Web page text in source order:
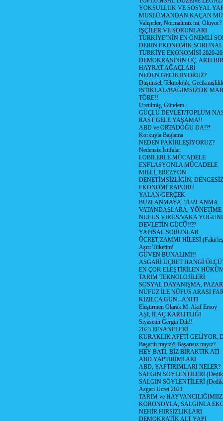
YOKSULLUK VE SOSYAL
MÜSLÜMANDAN KAÇAN
Vahşetler, Normalimiz mi, Oluyor?
İŞÇİLER VE SORUNLARI
TÜRKİYE’NİN EN ÖNEMLİ
DERİN EKONOMİK
TÜRKİYE EKONOMİSİ 2020-
DEMOKRASİNİN ÜÇ, ARTI
HAYRAT AĞAÇLARI
NEDEN GECİKİİYORUZ?
Düşünsel, Teknolojik,
İSTİKLAL//BAĞIMSIZLIK
TÖRE!!
Üretilmiş, Gündem
GÜÇLÜ DEVLET/TOPLUM
RAST GELE YAŞAMA!!
ABD ve ORTADOĞU DA!?!
Korkuyla Baglama
NEDEN FAKİRLEŞİYORUZ?
Nedensiz İstifalar
LOBİLERLE MÜCADELE
ENFLASYONLA MÜCADELE
MİLLİ, EREZYON
DENETİMSİZLİGİN,
EKONOMİ RAPORU
YALAN/GERÇEK
BUZLANMAYA, TUZLANMA
VATANDAŞLARA,
NÜFUS VİRÜS/VAKA
DEVLETİN GÜCÜ!!??
YAPISAL SORUNLAR
ÜCRET ZAMMI HİLESİ
Aşırı Tüketim!
GÜVEN BUNALIMI!!
ASGARİ ÜÇRET HANGİ
EN ÇOK ELEŞTİRİLEN
TARIM TEKNOLOJİLERİ
SOSYAL DAYANIŞMA,
NÜFUZ İLE NÜFUS ARASI
KIZILCA GÜN - ANITI
Eleştirmen Olarak M. Akif Ersoy
AŞI, İLAÇ KARLITLIĞI
Siyasetin Gergin Dili!!
2023 EFSANELERİ
KURAKLIK AFETİ GELİYOR,
Başarılı mıyız?! Başarısız mıyız?
HEY BATI, BİZ BIRAKTIK ATI
ABD YAPTIRIMLARI
ABD, YAPTIRIMLARI NELER?
SALGIN SÖYLENTİLERİ
SALGIN SÖYLENTİLERİ
Asgari Ücret 2021
TARIM ve
KORONOYLA, SALGINLA
NEHİR HIRSIZLIKLARI
DEMOKRATİK ALT YAPI